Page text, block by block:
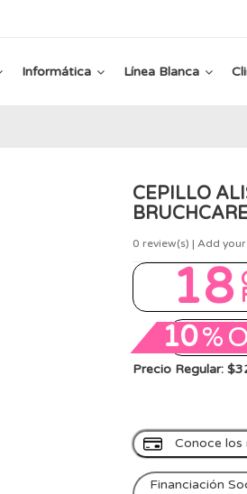
Informática Línea Blanca
CEPILLO
0 review(s) | Add
18
10%
Precio Regular:
Conoce
Financiación